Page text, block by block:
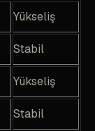
Yükseliş
Stabil
Yükseliş
Stabil